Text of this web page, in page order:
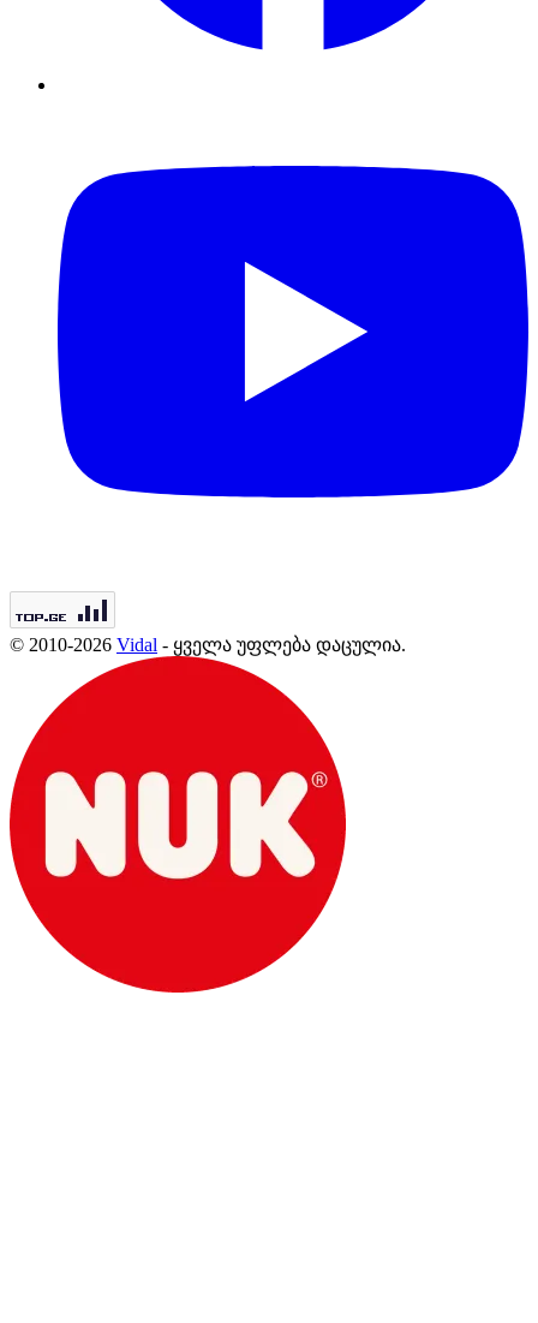
© 2010-2026 Vidal - ყველა უფლება დაცულია.